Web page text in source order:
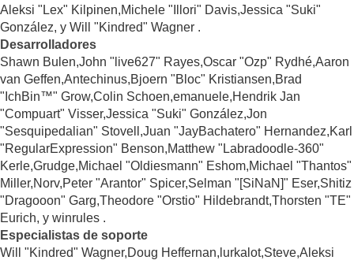
Aleksi "Lex" Kilpinen,Michele "Illori" Davis,Jessica "Suki"
González, y Will "Kindred" Wagner .
Desarrolladores
Shawn Bulen,John "live627" Rayes,Oscar "Ozp" Rydhé,Aaron
van Geffen,Antechinus,Bjoern "Bloc" Kristiansen,Brad
"IchBin™" Grow,Colin Schoen,emanuele,Hendrik Jan
"Compuart" Visser,Jessica "Suki" González,Jon
"Sesquipedalian" Stovell,Juan "JayBachatero" Hernandez,Karl
"RegularExpression" Benson,Matthew "Labradoodle-360"
Kerle,Grudge,Michael "Oldiesmann" Eshom,Michael "Thantos"
Miller,Norv,Peter "Arantor" Spicer,Selman "[SiNaN]" Eser,Shitiz
"Dragooon" Garg,Theodore "Orstio" Hildebrandt,Thorsten "TE"
Eurich, y winrules .
Especialistas de soporte
Will "Kindred" Wagner,Doug Heffernan,lurkalot,Steve,Aleksi